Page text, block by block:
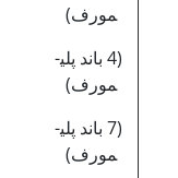
مورف)
(4 باند پلی­
مورف)
(7 باند پلی­
مورف)